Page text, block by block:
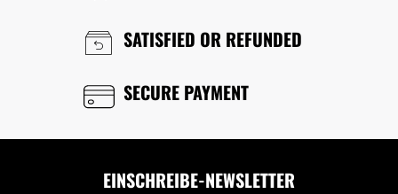
SATISFIED OR REFUNDED
SECURE PAYMENT
EINSCHREIBE-NEWSLETTER